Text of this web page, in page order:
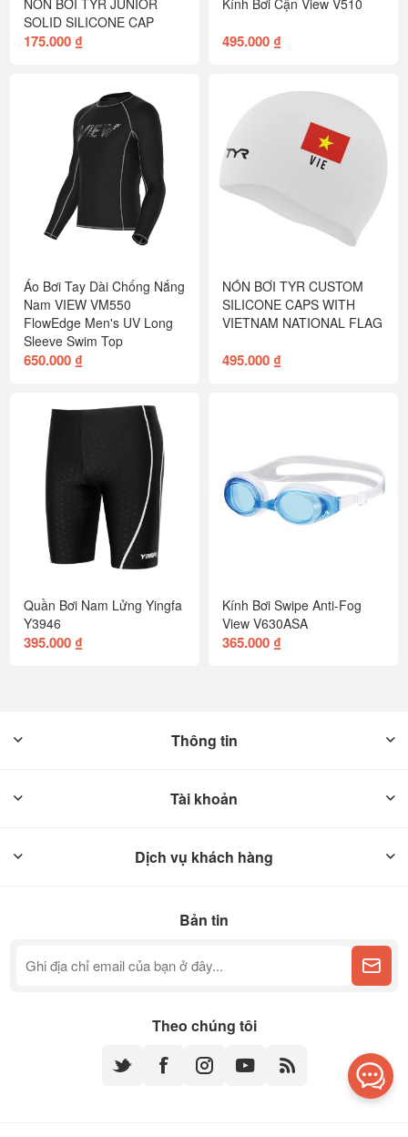
NÓN BƠI TYR JUNIOR
SOLID SILICONE CAP
175.000 ₫
Kính Bơi Cận View V510
495.000 ₫
Áo Bơi Tay Dài Chống Nắng
Nam VIEW VM550
FlowEdge Men's UV Long
Sleeve Swim Top
650.000 ₫
NÓN BƠI TYR CUSTOM
SILICONE CAPS WITH
VIETNAM NATIONAL FLAG
495.000 ₫
Quần Bơi Nam Lửng Yingfa
Y3946
395.000 ₫
Kính Bơi Swipe Anti-Fog
View V630ASA
365.000 ₫
Thông tin
Tài khoản
Dịch vụ khách hàng
Bản tin
Theo chúng tôi